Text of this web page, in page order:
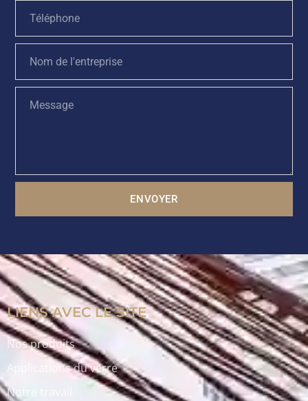
ENVOYER
LIENS AVEC LE SITE
Nos produits
Applications du verre
Notre travail